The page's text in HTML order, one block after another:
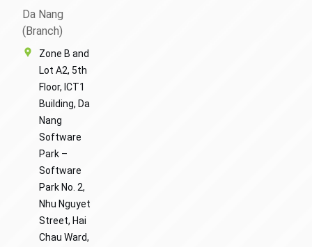
Da Nang
(Branch)
Zone B and
Lot A2, 5th
Floor, ICT1
Building, Da
Nang
Software
Park –
Software
Park No. 2,
Nhu Nguyet
Street, Hai
Chau Ward,